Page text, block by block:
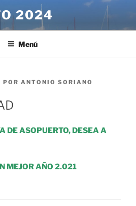
2024
Menú
POR ANTONIO SORIANO
DE ASOPUERTO, DESEA A
MEJOR AÑO 2.021